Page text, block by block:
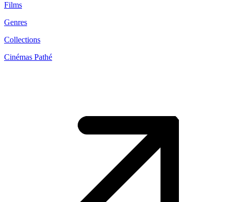
Films
Genres
Collections
Cinémas Pathé